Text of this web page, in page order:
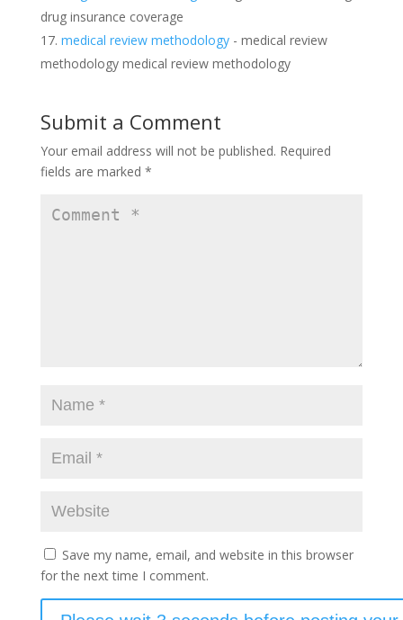
drug insurance coverage
medical review methodology- medical review
methodology medical review methodology
Submit a Comment
Your email address will not be published. Required
fields are marked *
Save my name, email, and website in this browser
for the next time I comment.